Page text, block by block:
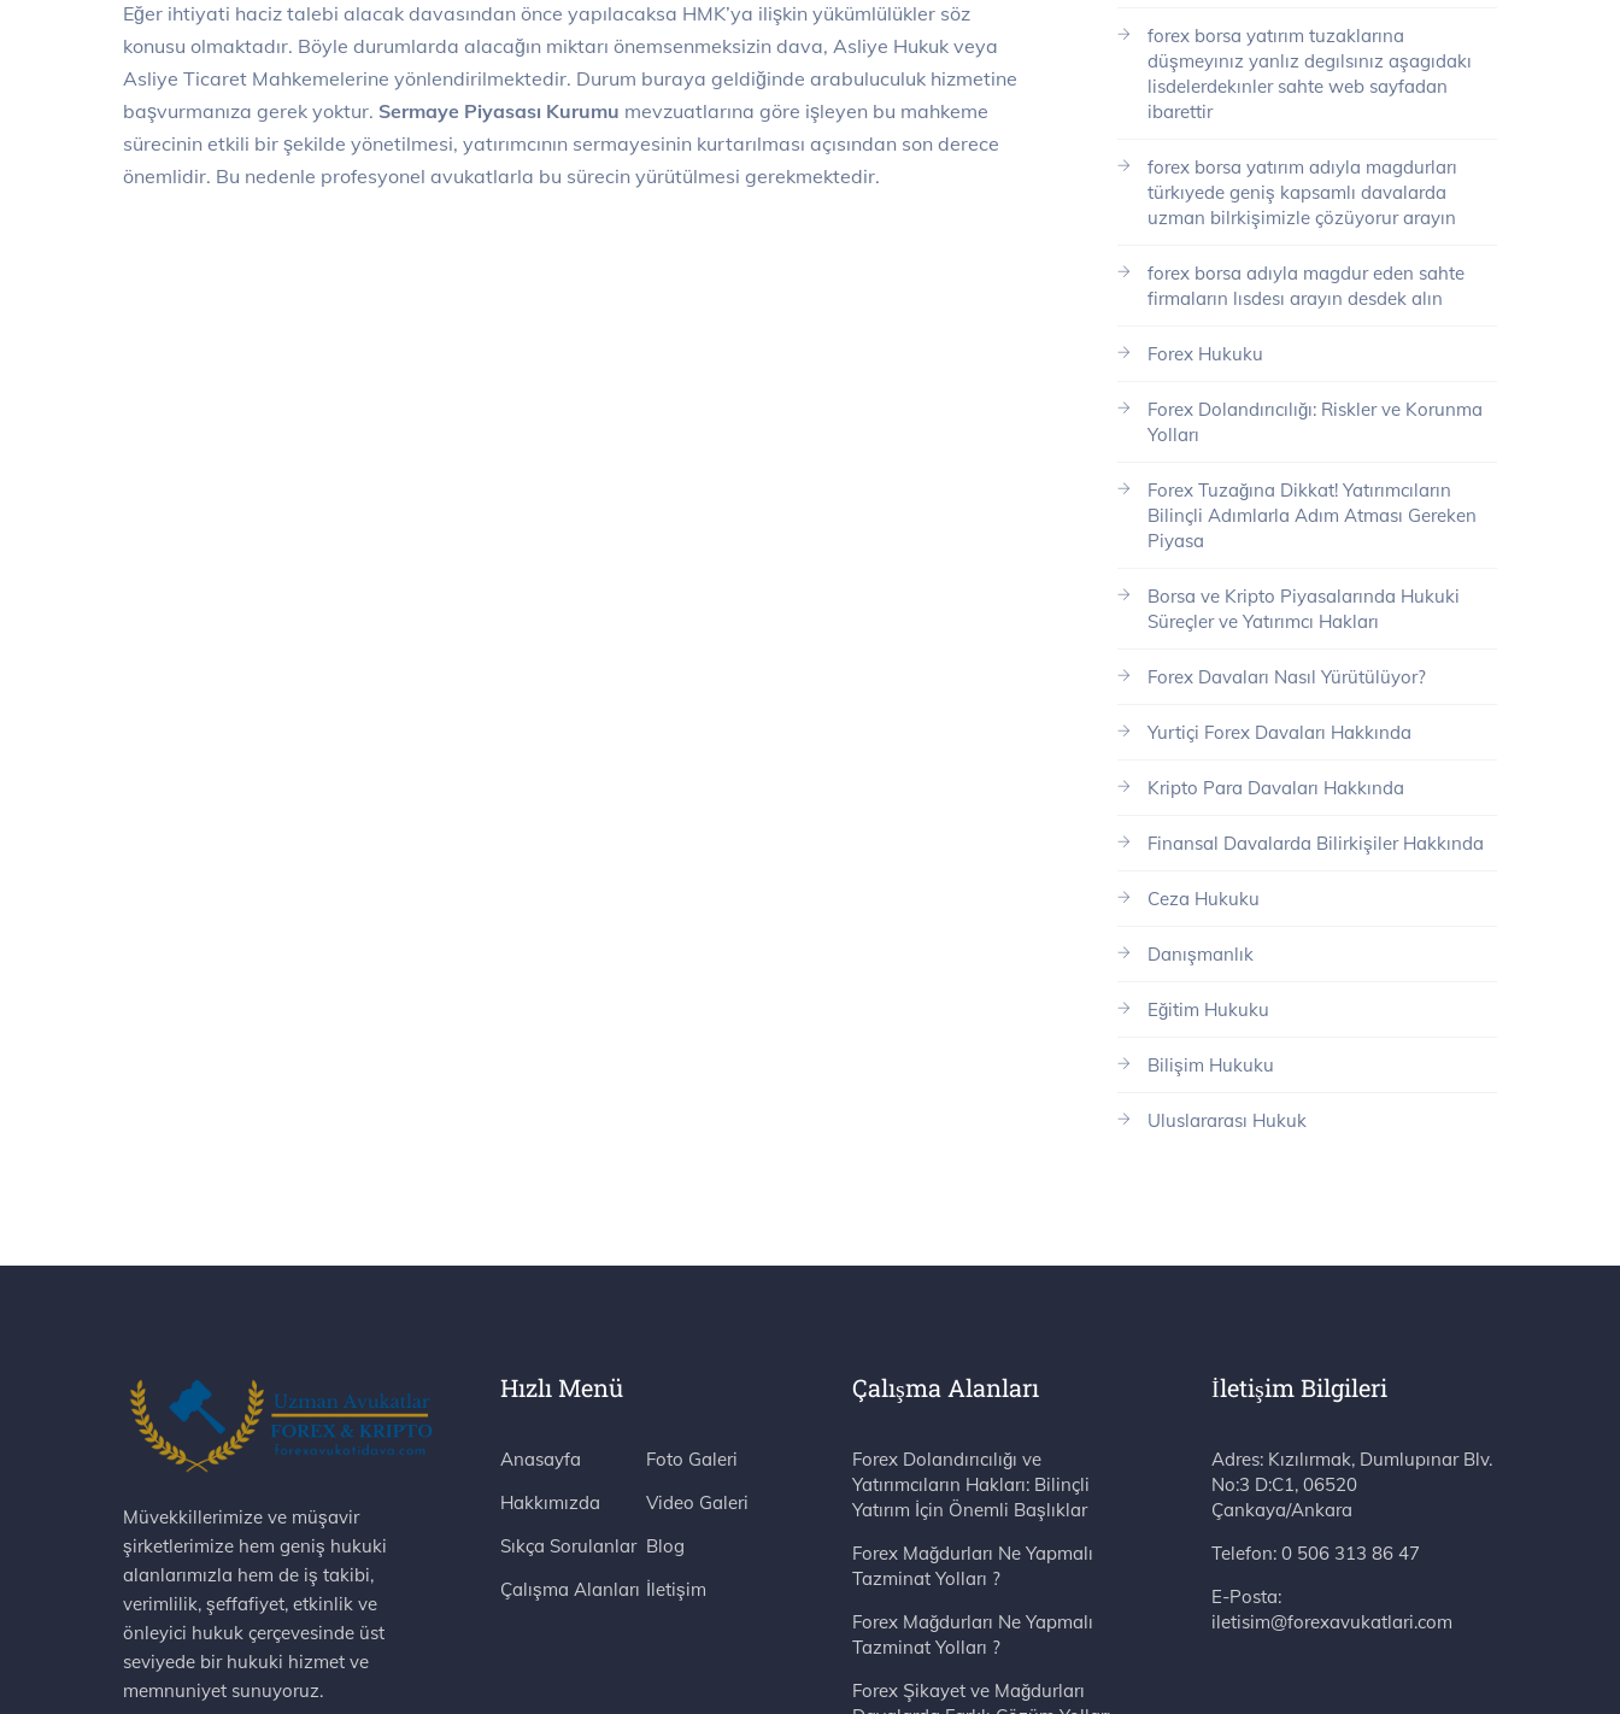
Eğer ihtiyati haciz talebi alacak davasından önce yapılacaksa HMK’ya ilişkin yükümlülükler söz
konusu olmaktadır. Böyle durumlarda alacağın miktarı önemsenmeksizin dava, Asliye Hukuk veya
Asliye Ticaret Mahkemelerine yönlendirilmektedir. Durum buraya geldiğinde arabuluculuk hizmetine
başvurmanıza gerek yoktur. Sermaye Piyasası Kurumu mevzuatlarına göre işleyen bu mahkeme
sürecinin etkili bir şekilde yönetilmesi, yatırımcının sermayesinin kurtarılması açısından son derece
önemlidir. Bu nedenle profesyonel avukatlarla bu sürecin yürütülmesi gerekmektedir.
forex borsa yatırım tuzaklarına
düşmeyınız yanlız degılsınız aşagıdakı
lisdelerdekınler sahte web sayfadan
ibarettir
forex borsa yatırım adıyla magdurları
türkıyede geniş kapsamlı davalarda
uzman bilrkişimizle çözüyorur arayın
forex borsa adıyla magdur eden sahte
firmaların lısdesı arayın desdek alın
Forex Hukuku
Forex Dolandırıcılığı: Riskler ve Korunma
Yolları
Forex Tuzağına Dikkat! Yatırımcıların
Bilinçli Adımlarla Adım Atması Gereken
Piyasa
Borsa ve Kripto Piyasalarında Hukuki
Süreçler ve Yatırımcı Hakları
Forex Davaları Nasıl Yürütülüyor?
Yurtiçi Forex Davaları Hakkında
Kripto Para Davaları Hakkında
Finansal Davalarda Bilirkişiler Hakkında
Ceza Hukuku
Danışmanlık
Eğitim Hukuku
Bilişim Hukuku
Uluslararası Hukuk
Müvekkillerimize ve müşavir
şirketlerimize hem geniş hukuki
alanlarımızla hem de iş takibi,
verimlilik, şeffafiyet, etkinlik ve
önleyici hukuk çerçevesinde üst
seviyede bir hukuki hizmet ve
memnuniyet sunuyoruz.
Hızlı Menü
Anasayfa
Hakkımızda
Sıkça Sorulanlar
Çalışma Alanları
Foto Galeri
Video Galeri
Blog
İletişim
Çalışma Alanları
Forex Dolandırıcılığı ve
Yatırımcıların Hakları: Bilinçli
Yatırım İçin Önemli Başlıklar
Forex Mağdurları Ne Yapmalı
Tazminat Yolları ?
Forex Mağdurları Ne Yapmalı
Tazminat Yolları ?
Forex Şikayet ve Mağdurları
İletişim Bilgileri
Adres: Kızılırmak, Dumlupınar Blv. No:3 D:C1, 06520 Çankaya/Ankara
Telefon:0 506 313 86 47
E-Posta:
iletisim@forexavukatlari.com